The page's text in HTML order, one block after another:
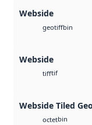
Webside
geotiffbin
Webside
tifftif
Webside Tiled
octetbin